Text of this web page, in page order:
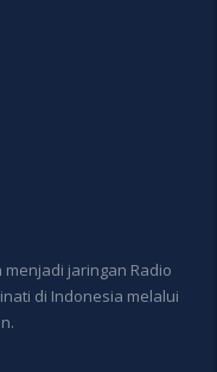
jaringan Radio
di Indonesia melalui